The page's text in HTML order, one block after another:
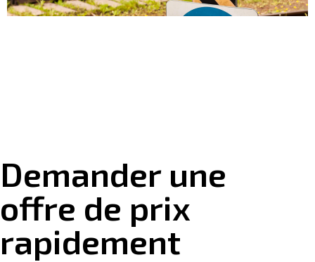
Demander une
offre de prix
rapidement